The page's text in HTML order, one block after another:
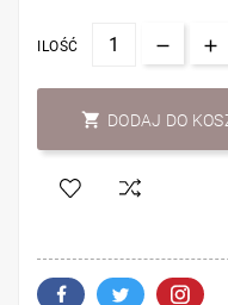
ILOŚĆ
 DODAJ DO